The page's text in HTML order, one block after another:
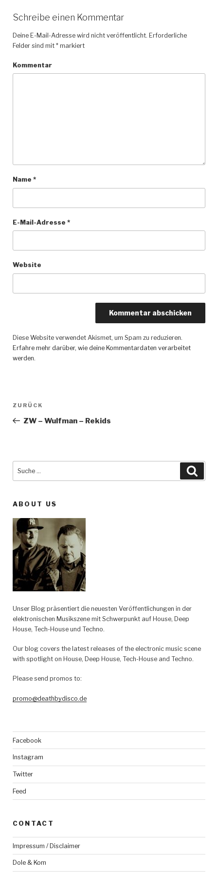
Schreibe einen Kommentar
Deine E-Mail-Adresse wird nicht veröffentlicht. Erforderliche
Felder sind mit *markiert
Kommentar
Name *
E-Mail-Adresse *
Website
Diese Website verwendet Akismet, um Spam zu reduzieren.
Erfahre mehr darüber, wie deine Kommentardaten verarbeitet
werden.
Beitragsnavigation
Vorheriger
ZURÜCK
ZW – Wulfman – Rekids
ABOUT US
Unser Blog präsentiert die neuesten Veröffentlichungen in der
elektronischen Musikszene mit Schwerpunkt auf House, Deep
House, Tech-House und Techno.
Our blog covers the latest releases of the electronic music scene
with spotlight on House, Deep House, Tech-House and Techno.
Please send promos to:
promo@deathbydisco.de
Facebook
Instagram
Twitter
Feed
CONTACT
Impressum / Disclaimer
Dole & Kom